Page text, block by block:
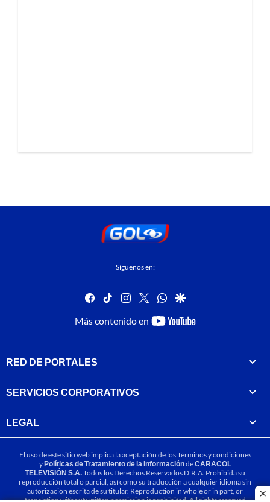
Síguenos en:
facebook
tiktok instagram
twitterwhatsapp
google
Más contenido en
youtube-
RED DE PORTALES
SERVICIOS CORPORATIVOS
LEGAL
El uso de este sitio web implica la aceptación de losTérminos y condiciones
yPolíticas de Tratamiento de la InformacióndeCARACOL
TELEVISIÓN S.A.Todos los Derechos Reservados D.R.A. Prohibida su
reproducción total o parcial, así como su traducción a cualquier idioma sin
autorización escrita de su titular. Reproduction in whole or in part, or
translation without written permission is prohibited. All rights reserved